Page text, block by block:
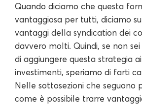
Quando diciamo che questa
vantaggiosa per tutti, diciamo
vantaggi della syndication dei
davvero molti. Quindi, se non
di aggiungere questa strategia
investimenti, speriamo di farti
Nelle sottosezioni che seguono
come è possibile trarre